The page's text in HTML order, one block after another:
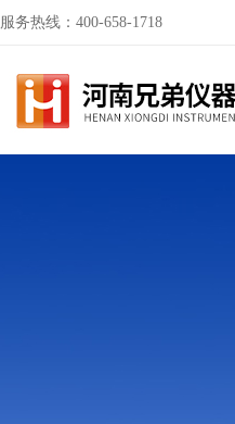
服务热线：400-658-1718